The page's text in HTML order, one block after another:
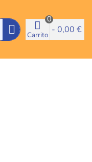
Carrito
0
- 0,00 €